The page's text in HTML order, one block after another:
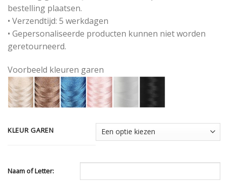
bestelling plaatsen.
• Verzendtijd: 5 werkdagen
• Gepersonaliseerde producten kunnen niet worden
geretourneerd.
Voorbeeld kleuren garen
KLEUR GAREN
Naam of Letter: